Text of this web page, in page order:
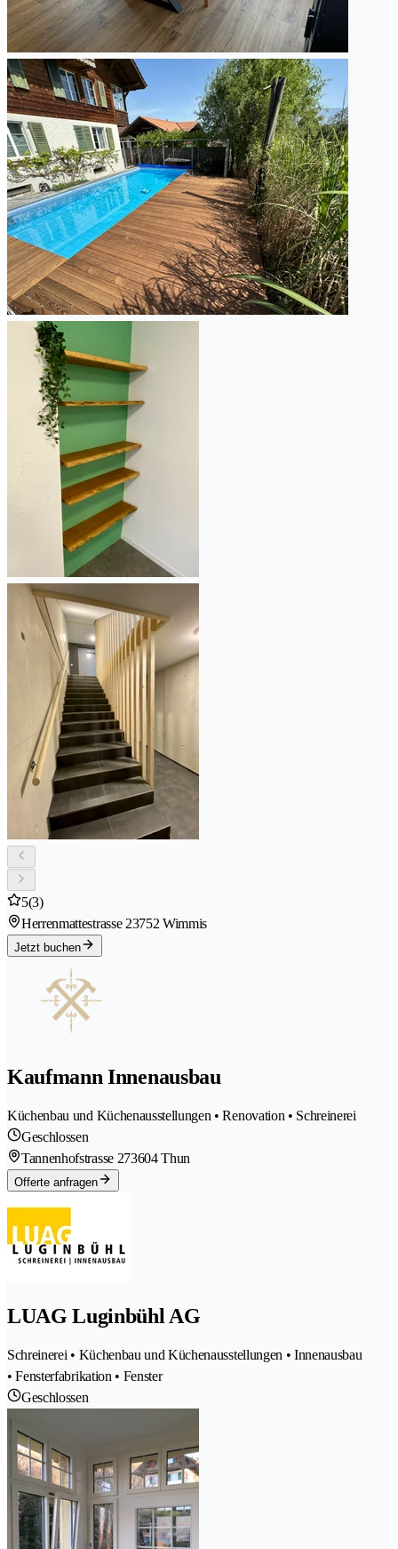
5(3)
Herrenmattestrasse 23752 Wimmis
Jetzt buchen
Kaufmann Innenausbau
Küchenbau und Küchenausstellungen • Renovation • Schreinerei
Geschlossen
Tannenhofstrasse 273604 Thun
Offerte anfragen
LUAG Luginbühl AG
Schreinerei • Küchenbau und Küchenausstellungen • Innenausbau
• Fensterfabrikation • Fenster
Geschlossen